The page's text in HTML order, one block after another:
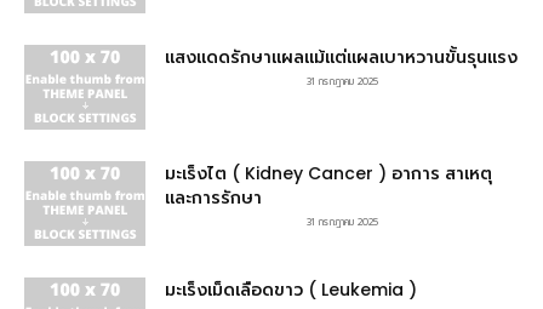
แสงแดดรักษาแผลแม้แต่แผลเบาหวานขั้นรุนแรง
31 กรกฎาคม 2025
มะเร็งไต ( Kidney Cancer ) อาการ สาเหตุ
และการรักษา
31 กรกฎาคม 2025
มะเร็งเม็ดเลือดขาว ( Leukemia )